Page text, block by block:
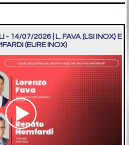
- 14/07/2026 | L. FAVA (LSI INOX) E
(EURE INOX)